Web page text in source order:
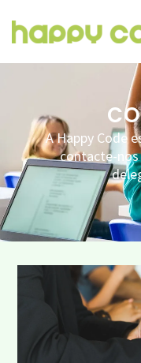
A Happy Code
contacte-nos